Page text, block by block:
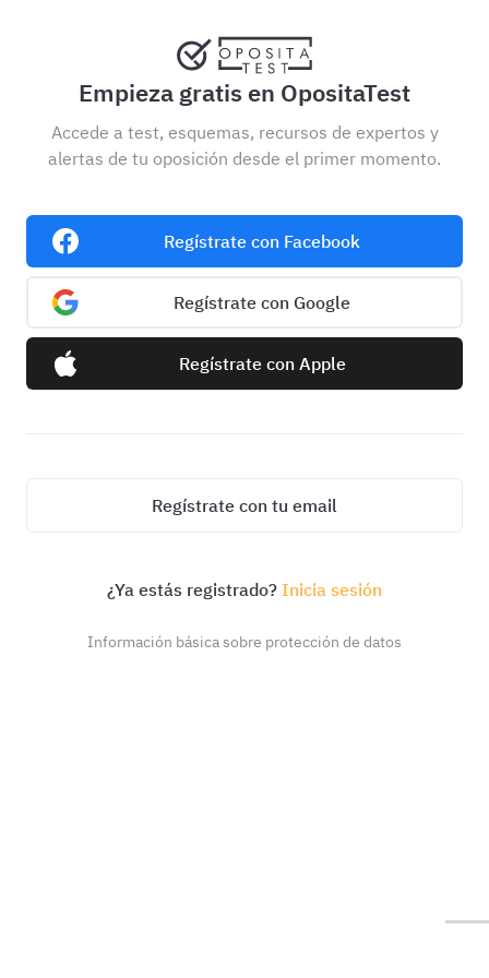
Empieza gratis en OpositaTest
Accede a test, esquemas, recursos de expertos y
alertas de tu oposición desde el primer momento.
Regístrate con Facebook
Regístrate con Google
Regístrate con Apple
Regístrate con tu email
¿Ya estás registrado? Inicia sesión
Información básica sobre protección de datos